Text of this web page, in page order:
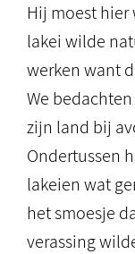
Hij moest
lakei wilde
werken want
We
zijn land bij
Ondertussen
lakeien wat
het smoesje
verassing